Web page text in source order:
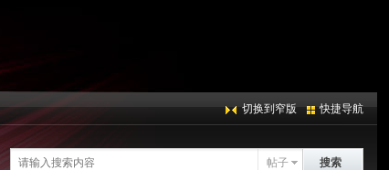
快捷导航
切换到窄版
帖子 搜索